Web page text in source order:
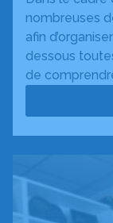
nombreuses
afin
dessous
de